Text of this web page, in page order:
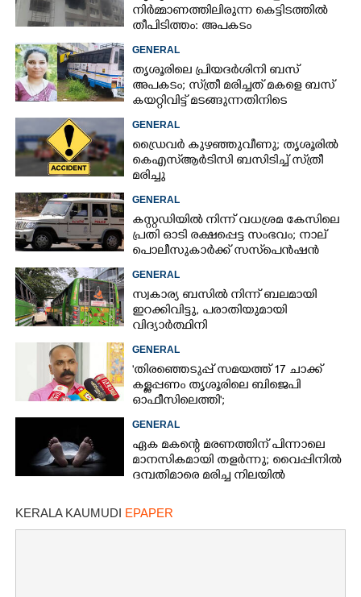
നിർമ്മാണത്തിലിരുന്ന കെട്ടിടത്തിൽ
തീപിടിത്തം: അപകടം
മൂന്നാംനിലയിൽ
GENERAL
തൃശൂരിലെ പ്രിയദർശിനി ബസ്
അപകടം; സ്‌ത്രീ മരിച്ചത് മകളെ ബസ്
കയറ്റിവിട്ട് മടങ്ങുന്നതിനിടെ
GENERAL
ഡ്രൈവർ കുഴഞ്ഞുവീണു; തൃശൂരിൽ
കെഎസ്‌ആർടിസി ബസിടിച്ച് സ്‌ത്രീ
മരിച്ചു
GENERAL
കസ്റ്റഡിയിൽ നിന്ന് വധശ്രമ കേസിലെ
പ്രതി ഓടി രക്ഷപ്പെട്ട സംഭവം; നാല്
പൊലീസുകാർക്ക് സസ്‌പെൻഷൻ
GENERAL
സ്വകാര്യ ബസിൽ നിന്ന് ബലമായി
ഇറക്കിവിട്ടു, പരാതിയുമായി
വിദ്യാർത്ഥിനി
GENERAL
'തിരഞ്ഞെടുപ്പ് സമയത്ത് 17 ചാക്ക്
കള്ളപ്പണം തൃശൂരിലെ ബിജെപി
ഓഫീസിലെത്തി';
വെളിപ്പെടുത്തലുമായി മുൻ ഓഫീസ്
സെക്രട്ടറി
GENERAL
ഏക മകന്റെ മരണത്തിന് പിന്നാലെ
മാനസികമായി തളർന്നു; വൈപ്പിനിൽ
ദമ്പതിമാരെ മരിച്ച നിലയിൽ
KERALA KAUMUDI EPAPER